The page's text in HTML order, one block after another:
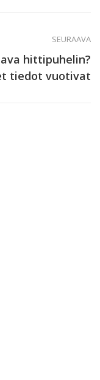
SEURAAVA
hittipuhelin?
tiedot vuotivat